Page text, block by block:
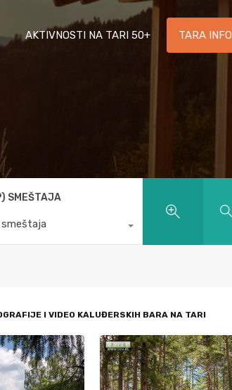
AKTIVNOSTI NA TARI 50+ TARA INFO
SMEŠTAJA
I VIDEO KALUĐERSKIH BARA NA TARI